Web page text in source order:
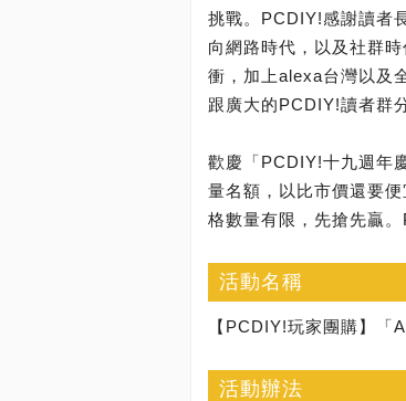
挑戰。PCDIY!感謝讀者
向網路時代，以及社群
衝，加上alexa台灣以及
跟廣大的PCDIY!讀者群
歡慶「PCDIY!十九週年
量名額，以比市價還要
格數量有限，先搶先贏
活動名稱
【PCDIY!玩家團購】
活動辦法